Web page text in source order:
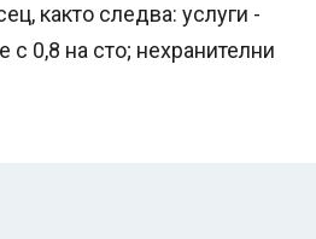
както следва: услуги -
с 0,8 на сто; нехранителни